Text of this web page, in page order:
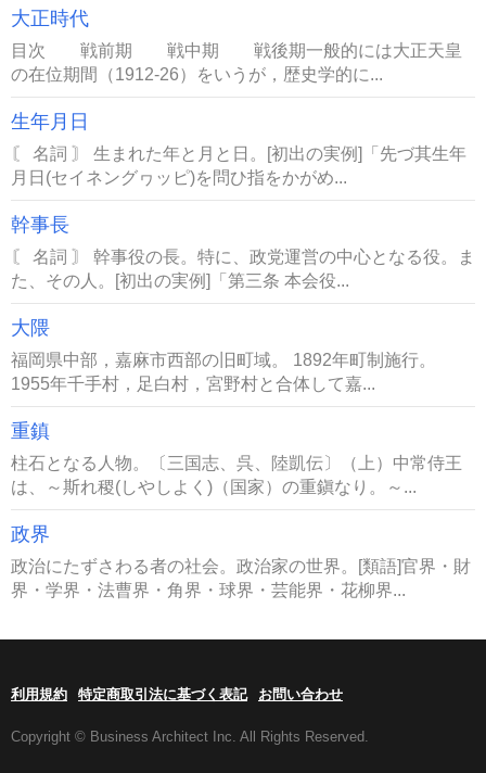
大正時代
目次 戦前期 戦中期 戦後期一般的には大正天皇
の在位期間（1912-26）をいうが，歴史学的に...
生年月日
〘 名詞 〙 生まれた年と月と日。[初出の実例]「先づ其生年
月日(セイネングヮッピ)を問ひ指をかがめ...
幹事長
〘 名詞 〙 幹事役の長。特に、政党運営の中心となる役。ま
た、その人。[初出の実例]「第三条 本会役...
大隈
福岡県中部，嘉麻市西部の旧町域。 1892年町制施行。
1955年千手村，足白村，宮野村と合体して嘉...
重鎮
柱石となる人物。〔三国志、呉、陸凱伝〕（上）中常侍王
は、～斯れ稷(しやしよく)（国家）の重鎭なり。～...
政界
政治にたずさわる者の社会。政治家の世界。[類語]官界・財
界・学界・法曹界・角界・球界・芸能界・花柳界...
利用規約 特定商取引法に基づく表記 お問い合わせ
Copyright © Business Architect Inc. All Rights Reserved.